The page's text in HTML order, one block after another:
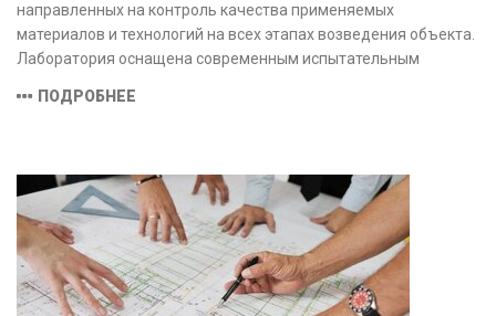
направленных на контроль качества применяемых
материалов и технологий на всех этапах возведения объекта.
Лаборатория оснащена современным испытательным
соответствующими заявленной области аккредитации.
ПОДРОБНЕЕ